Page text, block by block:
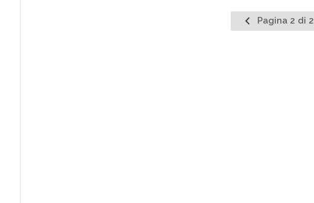
Pagina
precedente
Pagina 2 di 2